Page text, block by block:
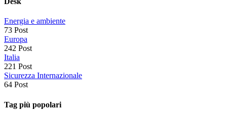
Energia e ambiente
73 Post
Europa
242 Post
Italia
221 Post
Sicurezza Internazionale
64 Post
Tag più popolari